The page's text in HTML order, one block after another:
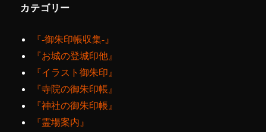
カテゴリー
『‐御朱印帳収集‐』
『お城の登城印他』
『イラスト御朱印』
『寺院の御朱印帳』
『神社の御朱印帳』
『霊場案内』